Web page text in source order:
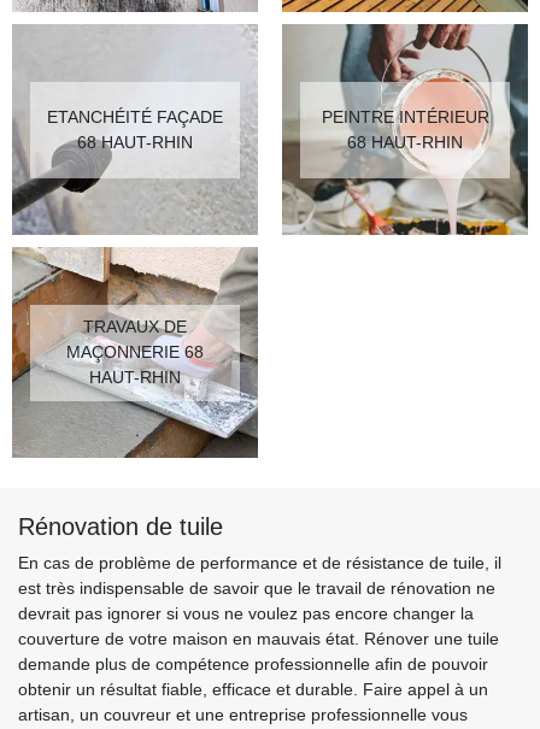
ETANCHÉITÉ FAÇADE
68 HAUT-RHIN
PEINTRE INTÉRIEUR
68 HAUT-RHIN
TRAVAUX DE
MAÇONNERIE 68
HAUT-RHIN
Rénovation de tuile
En cas de problème de performance et de résistance de tuile, il
est très indispensable de savoir que le travail de rénovation ne
devrait pas ignorer si vous ne voulez pas encore changer la
couverture de votre maison en mauvais état. Rénover une tuile
demande plus de compétence professionnelle afin de pouvoir
obtenir un résultat fiable, efficace et durable. Faire appel à un
artisan, un couvreur et une entreprise professionnelle vous